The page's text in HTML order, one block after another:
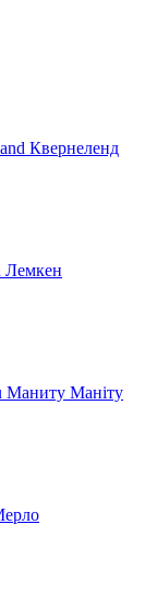
Квернеленд
Лемкен
Маниту Маніту